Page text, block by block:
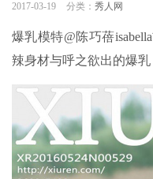
2017-03-19 分类： 秀人网
爆乳模特@陈巧蓓
辣身材与呼之欲出的爆